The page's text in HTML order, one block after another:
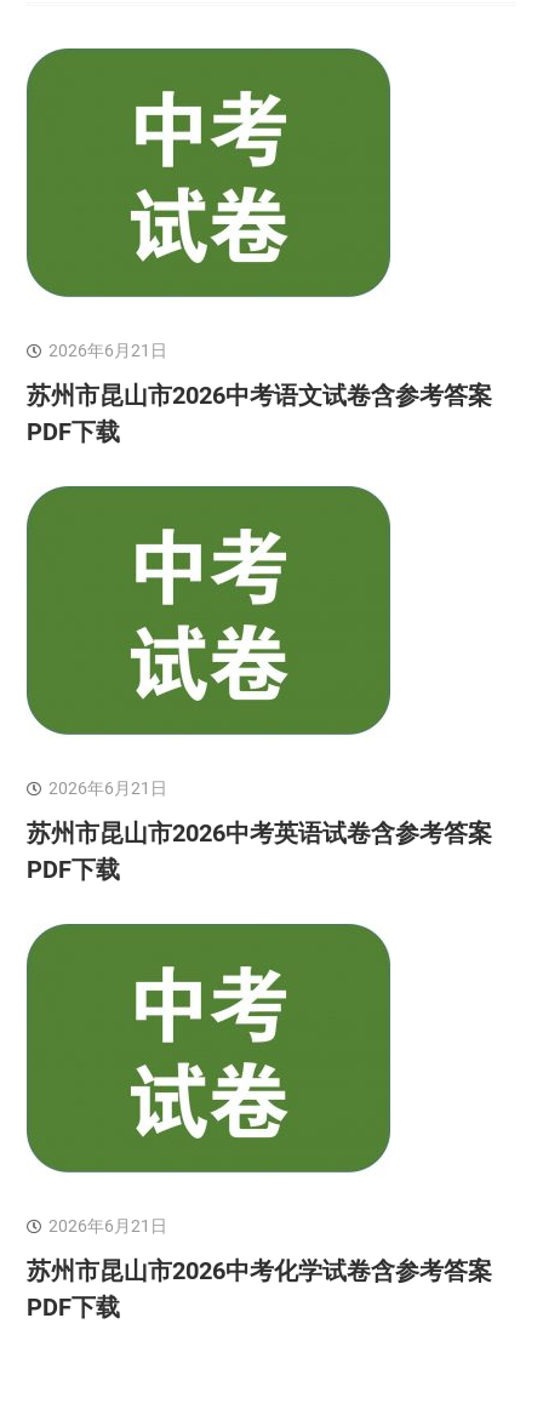
2026年6月21日
苏州市昆山市2026中考语文试卷含参考答案
PDF下载
2026年6月21日
苏州市昆山市2026中考英语试卷含参考答案
PDF下载
2026年6月21日
苏州市昆山市2026中考化学试卷含参考答案
PDF下载